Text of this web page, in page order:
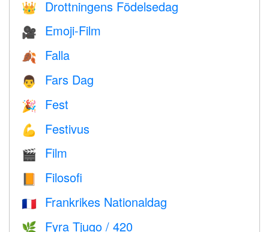
👑 Drottningens Födelsedag
🎥 Emoji-Film
🍂 Falla
👨 Fars Dag
🎉 Fest
💪 Festivus
🎬 Film
📙 Filosofi
🇫🇷 Frankrikes Nationaldag
🌿 Fyra Tjugo / 420